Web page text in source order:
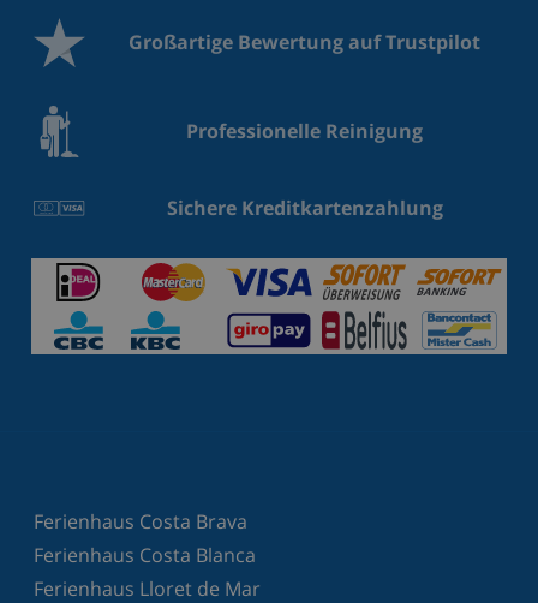
Großartige Bewertung auf Trustpilot
Professionelle Reinigung
Sichere Kreditkartenzahlung
Ferienhaus Costa Brava
Ferienhaus Costa Blanca
Ferienhaus Lloret de Mar